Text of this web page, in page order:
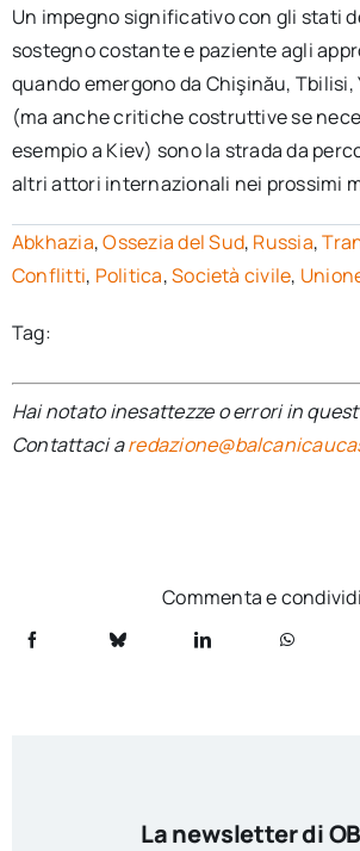
Un impegno significativo con gli stati
sostegno costante e paziente agli
quando emergono da Chişinău, Tbilisi,
(ma anche critiche costruttive se
esempio a Kiev) sono la strada da
altri attori internazionali nei prossimi
Abkhazia,Ossezia del Sud, Russia,
Conflitti, Politica,Società civile,
Tag:
Hai notato inesattezze o errori in
Contattaci a
Commenta e condividi
La newsletter di